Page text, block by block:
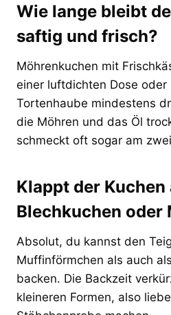
Wie lange bleibt
saftig und frisch?
Möhrenkuchen mit
einer luftdichten Dose oder
Tortenhaube mindestens
die Möhren und das Öl
schmeckt oft sogar am
Klappt der Kuchen
Blechkuchen oder
Absolut, du kannst den
Muffinförmchen als auch
backen. Die Backzeit
kleineren Formen, also